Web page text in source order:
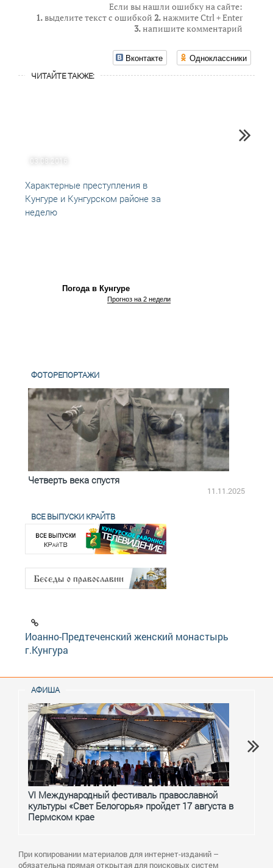
Если вы нашли ошибку на сайте:
1.выделите текст с ошибкой 2.нажмите Ctrl + Enter
3.напишите комментарий
Вконтакте Одноклассники
ЧИТАЙТЕ ТАКЖЕ:
03.08.2016
Характерные преступления в
Кунгуре и Кунгурском районе за
неделю
Погода в Кунгуре
Прогноз на 2 недели
ФОТОРЕПОРТАЖИ
Четверть века спустя
11.11.2025
ВСЕ ВЫПУСКИ КРАЙТВ
Иоанно-Предтеченский женский монастырь
г.Кунгура
АФИША
VI Международный фестиваль православной
культуры «Свет Белогорья» пройдет 17 августа в
Пермском крае
При копировании материалов для интернет-изданий –
обязательна прямая открытая для поисковых систем